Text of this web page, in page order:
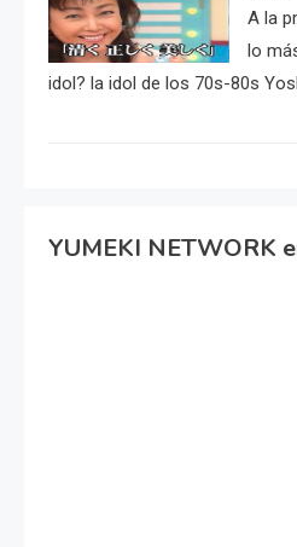
A la
lo
idol? la idol de los 70s-80s
YUMEKI NETWORK